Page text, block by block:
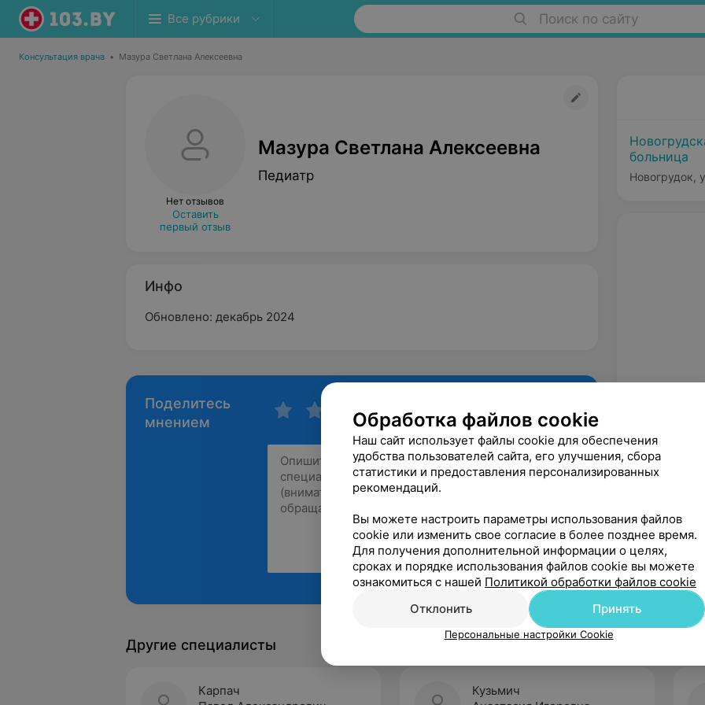
Все рубрики Поиск по сайту
Консультация врача • Мазура Светлана Алексеевна
Нет отзывов
Оставить
первый отзыв
Мазура Светлана Алексеевна
Педиатр
Инфо
Обновлено: декабрь 2024
Поделитесь
мнением
Рекомендую
больница
Новогрудок,
Другие специалисты
Карпач
Кузьмич
Обработка файлов cookie
Наш сайт использует файлы cookie для обеспечения
удобства пользователей сайта, его улучшения, сбора
статистики и предоставления персонализированных
рекомендаций.
Вы можете настроить параметры использования файлов
cookie или изменить свое согласие в более позднее время.
Для получения дополнительной информации о целях,
сроках и порядке использования файлов cookie вы можете
ознакомиться с нашей Политикой обработки файлов cookie
Отклонить
Принять
Персональные настройки Cookie